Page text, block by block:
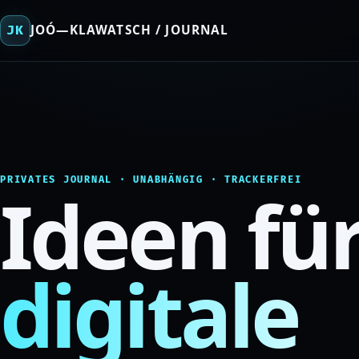
JK JOÓ—KLAWATSCH / JOURNAL
PRIVATES JOURNAL · UNABHÄNGIG · TRACKERFREI
Ideen
digitale